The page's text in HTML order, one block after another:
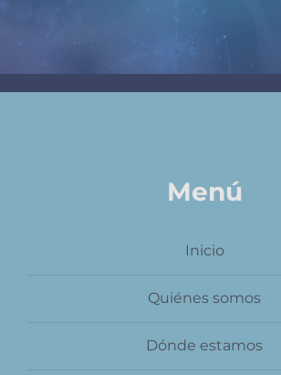
Menú
Inicio
Quiénes somos
Dónde estamos